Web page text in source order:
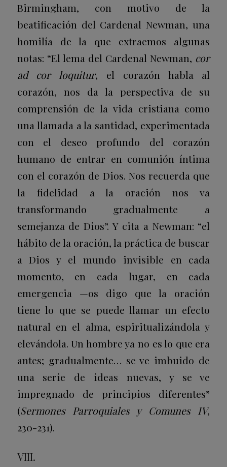
Birmingham, con motivo de la
beatificación del Cardenal Newman, una
homilía de la que extraemos algunas
notas: “El lema del Cardenal Newman, cor
ad cor loquitur, el corazón habla al
corazón, nos da la perspectiva de su
comprensión de la vida cristiana como
una llamada a la santidad, experimentada
con el deseo profundo del corazón
humano de entrar en comunión íntima
con el corazón de Dios. Nos recuerda que
la fidelidad a la oración nos va
transformando gradualmente a
semejanza de Dios”. Y cita a Newman: “el
hábito de la oración, la práctica de buscar
a Dios y el mundo invisible en cada
momento, en cada lugar, en cada
emergencia —os digo que la oración
tiene lo que se puede llamar un efecto
natural en el alma, espiritualizándola y
elevándola. Un hombre ya no es lo que era
antes; gradualmente… se ve imbuido de
una serie de ideas nuevas, y se ve
impregnado de principios diferentes”
(Sermones Parroquiales y Comunes IV,
230-231).
VIII.